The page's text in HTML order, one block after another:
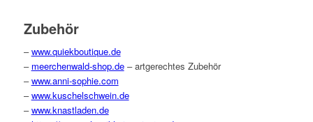
Zubehör
–www.quiekboutique.de
– meerchenwald-shop.de– artgerechtes Zubehör
–www.anni-sophie.com
–www.kuschelschwein.de
–www.knastladen.de